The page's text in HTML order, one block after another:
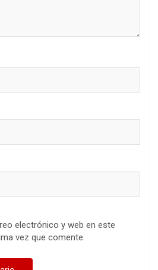
electrónico y web en este
vez que comente.